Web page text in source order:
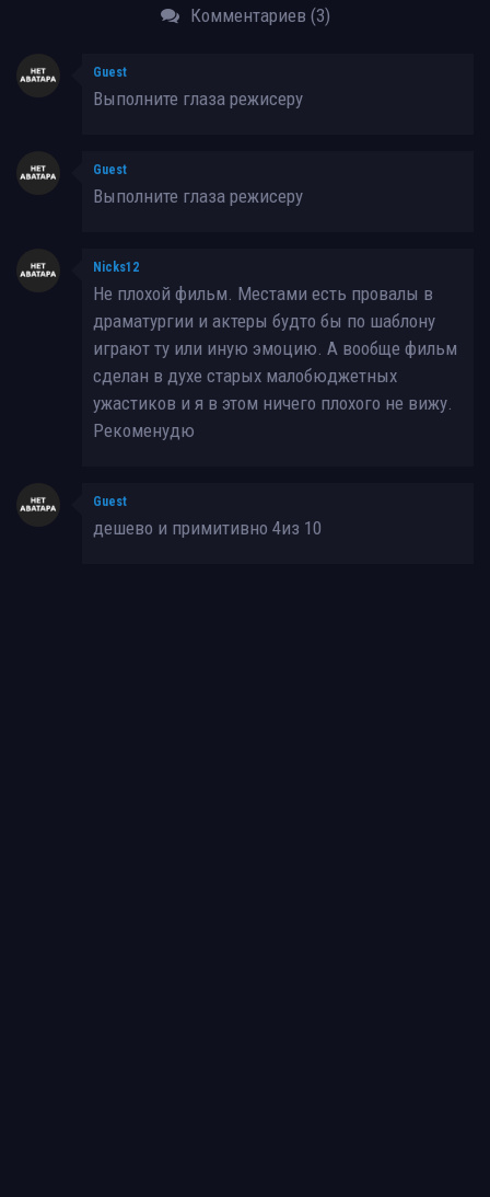
Комментариев (3)
Guest
Выполните глаза режисеру
Guest
Выполните глаза режисеру
Nicks12
Не плохой фильм. Местами есть провалы в
драматургии и актеры будто бы по шаблону
играют ту или иную эмоцию. А вообще фильм
сделан в духе старых малобюджетных
ужастиков и я в этом ничего плохого не вижу.
Рекоменудю
Guest
дешево и примитивно 4из 10